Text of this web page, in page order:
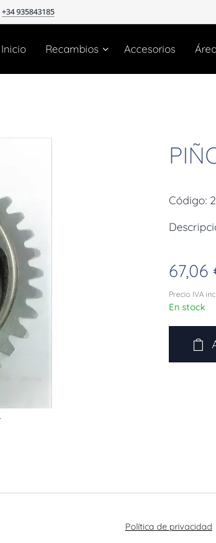
+34 935843185
Inicio Recambios Accesorios
Código:
67,06
Precio IVA
En stock
Política de privacidad